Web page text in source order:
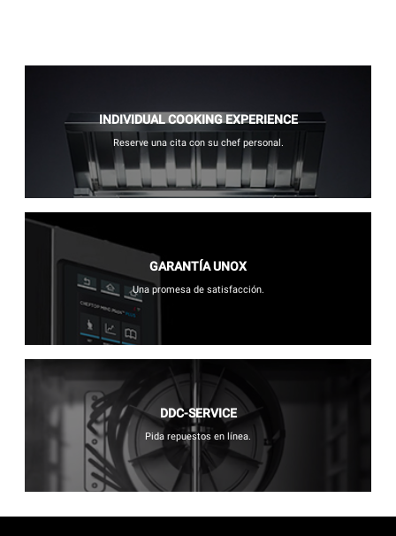
INDIVIDUAL COOKING EXPERIENCE
Reserve una cita con su chef personal.
GARANTÍA UNOX
Una promesa de satisfacción.
DDC-SERVICE
Pida repuestos en línea.